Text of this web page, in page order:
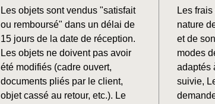
Les objets sont vendus "satisfait
ou remboursé" dans un délai de
15 jours de la date de réception.
Les objets ne doivent pas avoir
été modifiés (cadre ouvert,
documents pliés par le client,
objet cassé au retour, etc.). Le
Les
nature
et de
modes
adaptés
suivie,